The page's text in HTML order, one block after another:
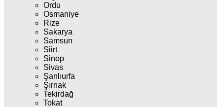
Ordu
Osmaniye
Rize
Sakarya
Samsun
Siirt
Sinop
Sivas
Şanlıurfa
Şırnak
Tekirdağ
Tokat